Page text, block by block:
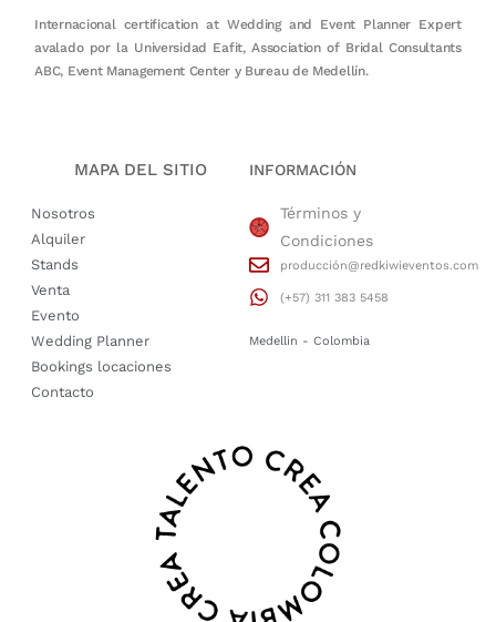
Internacional certification at Wedding and Event Planner Expert
avalado por la Universidad Eafit, Association of Bridal Consultants
ABC, Event Management Center y Bureau de Medellín.
MAPA DEL SITIO
Nosotros
Alquiler
Stands
Venta
Evento
Wedding Planner
Bookings locaciones
Contacto
INFORMACIÓN
Términos y
Condiciones
producción@redkiwieventos.com
(+57) 311 383 5458
Medellin - Colombia